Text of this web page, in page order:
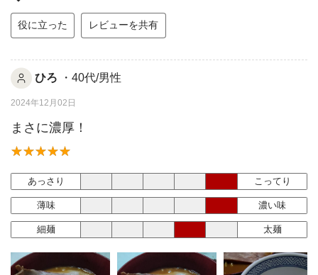
役に立った レビューを共有
ひろ ・40代/男性
2024年12月02日
まさに濃厚！
あっさり こってり
薄味 濃い味
細麺 太麺